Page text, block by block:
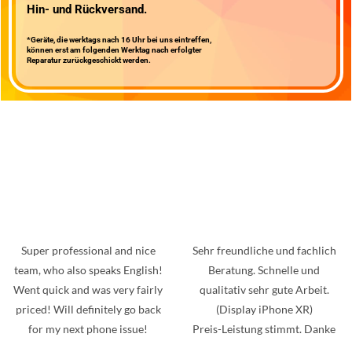
Hin- und Rückversand.
*Geräte, die werktags nach 16 Uhr bei uns eintreffen,
können erst am folgenden Werktag nach erfolgter
Reparatur zurückgeschickt werden.
Super professional and nice
team, who also speaks English!
Went quick and was very fairly
priced! Will definitely go back
for my next phone issue!
Sehr freundliche und fachlich
Beratung. Schnelle und
qualitativ sehr gute Arbeit.
(Display iPhone XR)
Preis-Leistung stimmt. Danke